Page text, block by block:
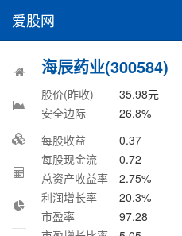
爱股网
海辰药业(300584)
股价(昨收) 35.98元
安全边际
26.8%
每股收益
0.37
每股现金流
0.72
总资产收益率
2.75%
利润增长率
20.3%
市盈率
97.28